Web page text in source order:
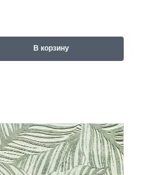
В корзину